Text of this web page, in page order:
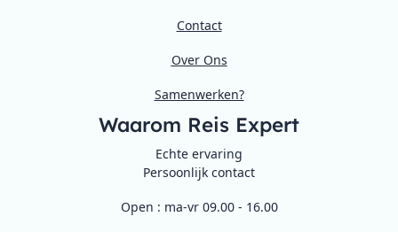
Contact
Over Ons
Samenwerken?
Waarom Reis Expert
Echte ervaring
Persoonlijk contact
Open : ma-vr 09.00 - 16.00